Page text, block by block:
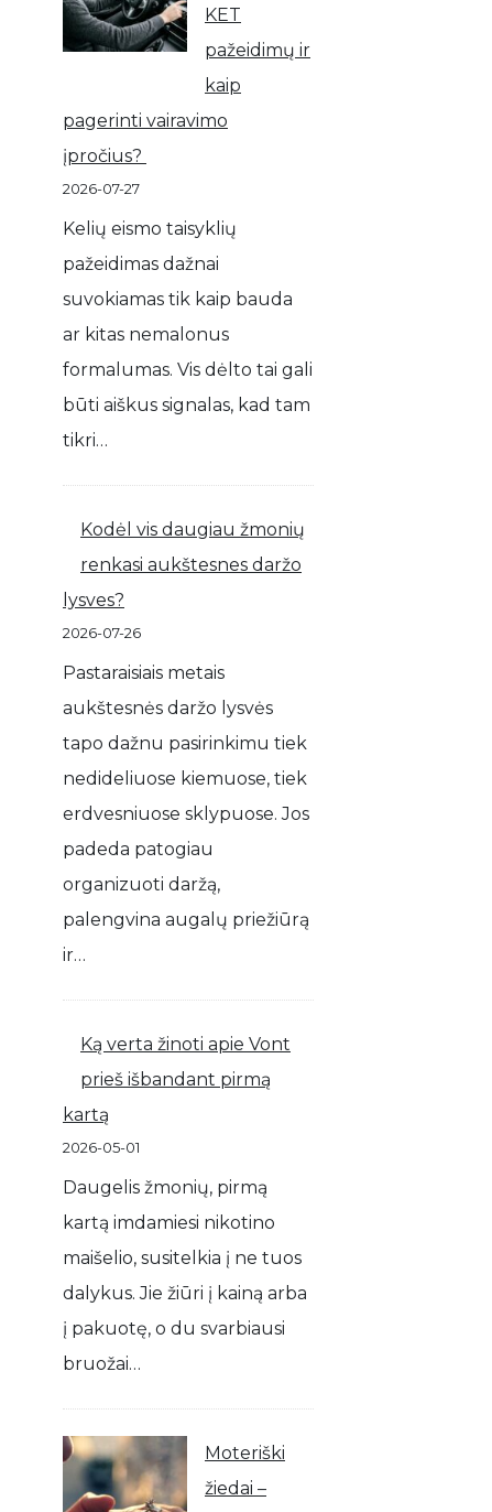
KET
pažeidimų ir
kaip
pagerinti vairavimo
įpročius?
2026-07-27
Kelių eismo taisyklių
pažeidimas dažnai
suvokiamas tik kaip bauda
ar kitas nemalonus
formalumas. Vis dėlto tai gali
būti aiškus signalas, kad tam
tikri…
Kodėl vis daugiau žmonių
renkasi aukštesnes daržo
lysves?
2026-07-26
Pastaraisiais metais
aukštesnės daržo lysvės
tapo dažnu pasirinkimu tiek
nedideliuose kiemuose, tiek
erdvesniuose sklypuose. Jos
padeda patogiau
organizuoti daržą,
palengvina augalų priežiūrą
ir…
Ką verta žinoti apie Vont
prieš išbandant pirmą
kartą
2026-05-01
Daugelis žmonių, pirmą
kartą imdamiesi nikotino
maišelio, susitelkia į ne tuos
dalykus. Jie žiūri į kainą arba
į pakuotę, o du svarbiausi
bruožai…
Moteriški
žiedai –